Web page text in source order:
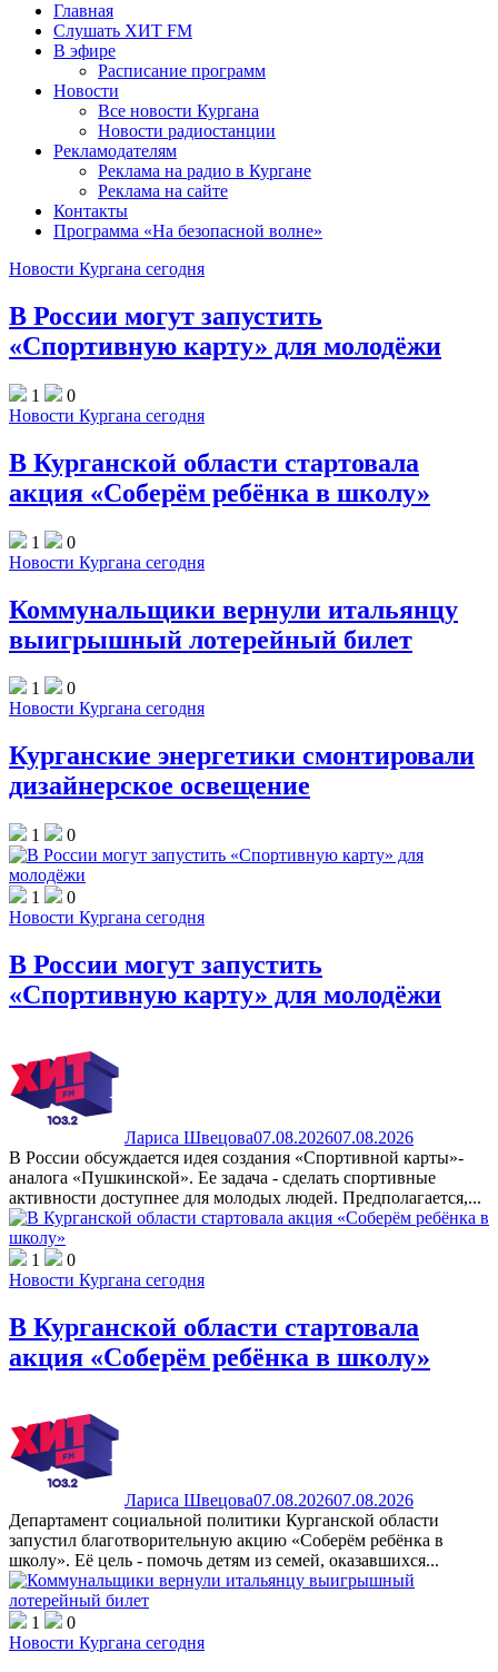
Главная
Слушать ХИТ FM
В эфире
Расписание программ
Новости
Все новости Кургана
Новости радиостанции
Рекламодателям
Реклама на радио в Кургане
Реклама на сайте
Контакты
Программа «На безопасной волне»
Новости Кургана сегодня
В России могут запустить
«Спортивную карту» для молодёжи
1
0
Новости Кургана сегодня
В Курганской области стартовала
акция «Соберём ребёнка в школу»
1
0
Новости Кургана сегодня
Коммунальщики вернули итальянцу
выигрышный лотерейный билет
1
0
Новости Кургана сегодня
Курганские энергетики смонтировали
дизайнерское освещение
1 0
1
0
Новости Кургана сегодня
В России могут запустить
«Спортивную карту» для молодёжи
Лариса Швецова07.08.202607.08.2026
В России обсуждается идея создания «Спортивной карты»-
аналога «Пушкинской». Ее задача - сделать спортивные
активности доступнее для молодых людей. Предполагается,...
1
0
Новости Кургана сегодня
В Курганской области стартовала
акция «Соберём ребёнка в школу»
Лариса Швецова07.08.202607.08.2026
Департамент социальной политики Курганской области
запустил благотворительную акцию «Соберём ребёнка в
школу». Её цель - помочь детям из семей, оказавшихся...
1
0
Новости Кургана сегодня